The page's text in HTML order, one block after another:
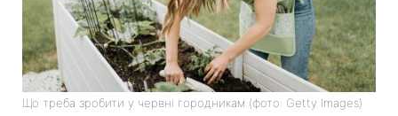
Що треба зробити у червні городникам (фото: Getty Images)